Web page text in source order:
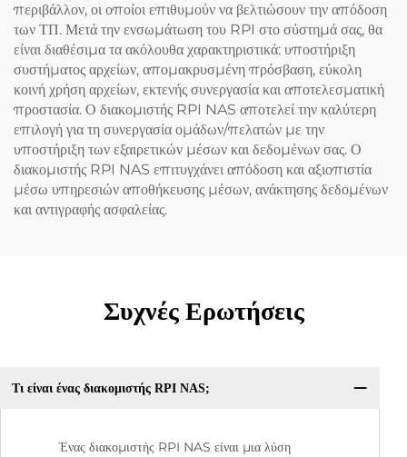
περιβάλλον, οι οποίοι επιθυμούν να βελτιώσουν την απόδοση
των ΤΠ. Μετά την ενσωμάτωση του RPI στο σύστημά σας, θα
είναι διαθέσιμα τα ακόλουθα χαρακτηριστικά: υποστήριξη
συστήματος αρχείων, απομακρυσμένη πρόσβαση, εύκολη
κοινή χρήση αρχείων, εκτενής συνεργασία και αποτελεσματική
προστασία. Ο διακομιστής RPI NAS αποτελεί την καλύτερη
επιλογή για τη συνεργασία ομάδων/πελατών με την
υποστήριξη των εξαιρετικών μέσων και δεδομένων σας. Ο
διακομιστής RPI NAS επιτυγχάνει απόδοση και αξιοπιστία
μέσω υπηρεσιών αποθήκευσης μέσων, ανάκτησης δεδομένων
και αντιγραφής ασφαλείας.
Συχνές Ερωτήσεις
Τι είναι ένας διακομιστής RPI NAS;
Ένας διακομιστής RPI NAS είναι μια λύση